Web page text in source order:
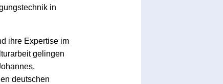
in
ihre Expertise im
gelingen
deutschen